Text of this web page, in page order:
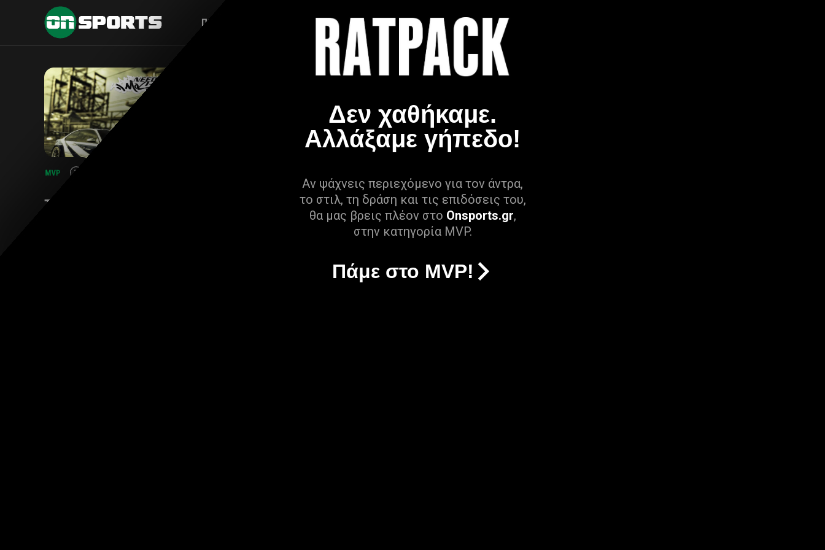
Δεν χαθήκαμε.
Αλλάξαμε γήπεδο!
Αν ψάχνεις περιεχόμενο για τον άντρα,
το στιλ, τη δράση και τις επιδόσεις του,
θα μας βρεις πλέον στο Onsports.gr,
στην κατηγορία MVP.
Πάμε στο MVP!